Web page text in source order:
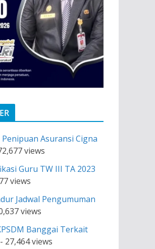
Asuransi Cigna
views
Guru TW III TA 2023
views
Jadwal Pengumuman
views
Banggai Terkait
- 27,464 views